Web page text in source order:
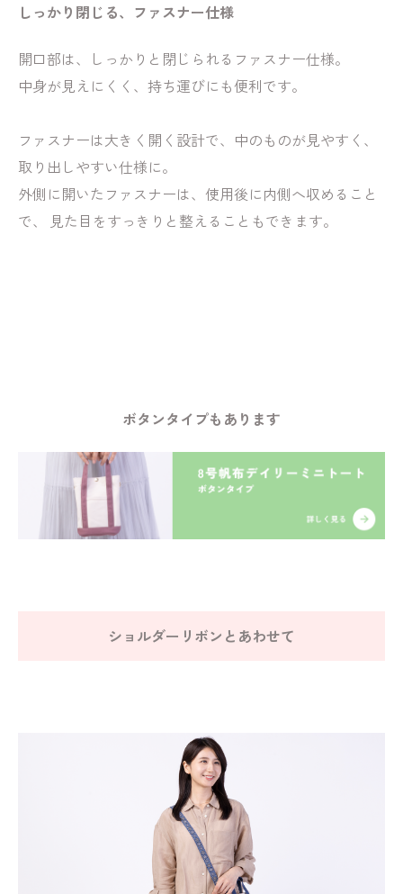
しっかり閉じる、ファスナー仕様
開口部は、しっかりと閉じられるファスナー仕様。
中身が見えにくく、持ち運びにも便利です。
ファスナーは大きく開く設計で、中のものが見やすく、
取り出しやすい仕様に。
外側に開いたファスナーは、使用後に内側へ収めること
で、 見た目をすっきりと整えることもできます。
ボタンタイプもあります
ショルダーリボンとあわせて